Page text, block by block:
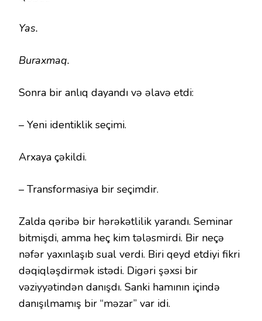
Yas.
Buraxmaq.
Sonra bir anlıq dayandı və əlavə etdi:
– Yeni identiklik seçimi.
Arxaya çəkildi.
– Transformasiya bir seçimdir.
Zalda qəribə bir hərəkətlilik yarandı. Seminar
bitmişdi, amma heç kim tələsmirdi. Bir neçə
nəfər yaxınlaşıb sual verdi. Biri qeyd etdiyi fikri
dəqiqləşdirmək istədi. Digəri şəxsi bir
vəziyyətindən danışdı. Sanki hamının içində
danışılmamış bir “məzar” var idi.